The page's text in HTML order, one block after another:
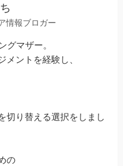
情報ブロガー
グマザー。
メントを経験し、
切り替える選択をしまし
の